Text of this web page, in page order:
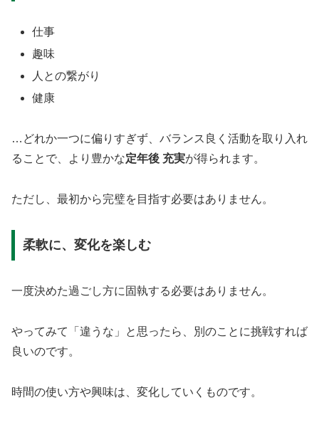
仕事
趣味
人との繋がり
健康
…どれか一つに偏りすぎず、バランス良く活動を取り入れ
ることで、より豊かな定年後 充実が得られます。
ただし、最初から完璧を目指す必要はありません。
柔軟に、変化を楽しむ
一度決めた過ごし方に固執する必要はありません。
やってみて「違うな」と思ったら、別のことに挑戦すれば
良いのです。
時間の使い方や興味は、変化していくものです。